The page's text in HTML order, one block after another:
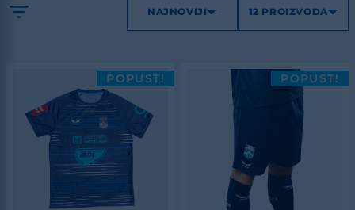
NAJNOVIJI 12 PROIZVODA
POPUST! POPUST!